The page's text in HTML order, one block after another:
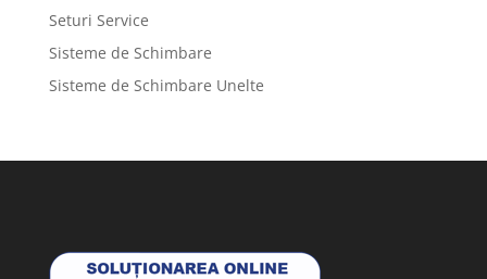
Seturi Service
Sisteme de Schimbare
Sisteme de Schimbare Unelte